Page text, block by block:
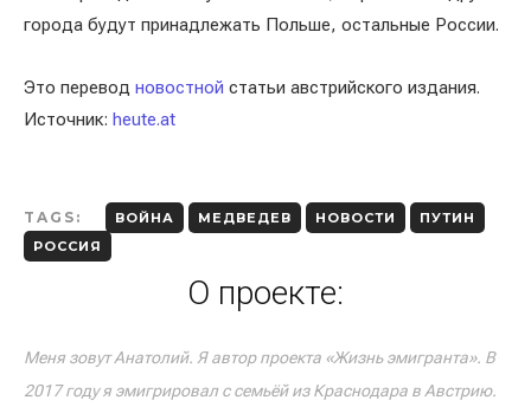
города будут принадлежать Польше, остальные России.
Это перевод новостной статьи австрийского издания.
Источник: heute.at
TAGS: ВОЙНА МЕДВЕДЕВ НОВОСТИ
ПУТИН
РОССИЯ
О проекте:
Меня зовут Анатолий. Я автор проекта «Жизнь эмигранта». В
2017 году я эмигрировал с семьёй из Краснодара в Австрию.